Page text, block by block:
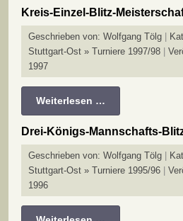
Kreis-Einzel-Blitz-
Geschrieben von: Wolfgang Tölg
Stuttgart-Ost » Turniere 1997/98
1997
Weiterlesen …
Drei-Königs-Mannschafts-
Geschrieben von: Wolfgang Tölg
Stuttgart-Ost » Turniere 1995/96
1996